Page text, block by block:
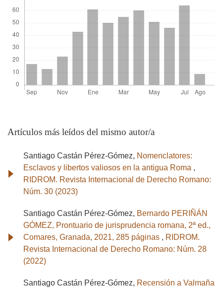
Artículos más leídos del mismo autor/a
Santiago Castán Pérez-Gómez, Nomenclatores:
Esclavos y libertos valiosos en la antigua Roma ,
RIDROM. Revista Internacional de Derecho Romano:
Núm. 30 (2023)
Santiago Castán Pérez-Gómez, Bernardo PERIÑÁN
GÓMEZ, Prontuario de jurisprudencia romana, 2ª ed.,
Comares, Granada, 2021, 285 páginas , RIDROM.
Revista Internacional de Derecho Romano: Núm. 28
(2022)
Santiago Castán Pérez-Gómez, Recensión a Valmaña